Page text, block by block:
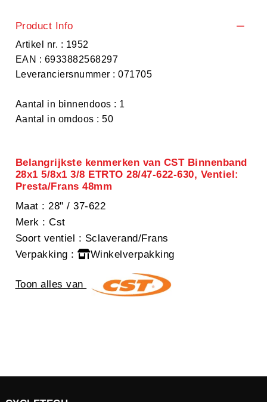
Product Info
Artikel nr. : 1952
EAN : 6933882568297
Leveranciersnummer : 071705
Aantal in binnendoos : 1
Aantal in omdoos : 50
Belangrijkste kenmerken van CST Binnenband
28x1 5/8x1 3/8 ETRTO 28/47-622-630, Ventiel:
Presta/Frans 48mm
Maat : 28" / 37-622
Merk : Cst
Soort ventiel : Sclaverand/Frans
Verpakking : Winkelverpakking
Toon alles van